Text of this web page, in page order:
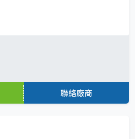
聯絡廠商